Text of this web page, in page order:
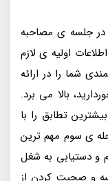
جلسه ی مصاحبه
اولیه ی لازم
شما را در ارائه
بالا می برد.
تطابق را با
ی سوم مهم ترین
و دستیابی به شغل
و صحبت کردن از